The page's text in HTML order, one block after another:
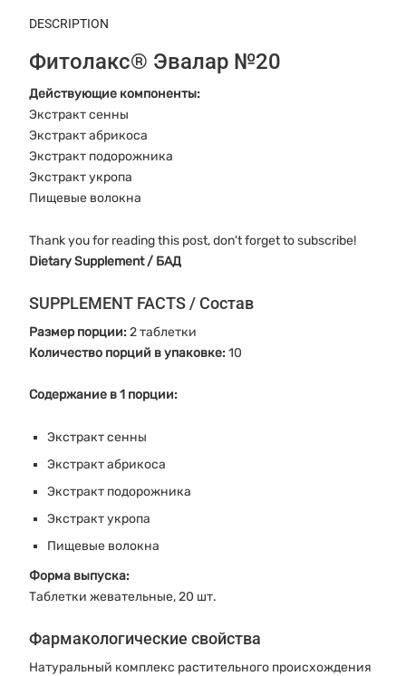
DESCRIPTION
Фитолакс® Эвалар №20
Действующие компоненты:
Экстракт сенны
Экстракт абрикоса
Экстракт подорожника
Экстракт укропа
Пищевые волокна
Thank you for reading this post, don't forget to subscribe!
Dietary Supplement / БАД
SUPPLEMENT FACTS / Состав
Размер порции:2 таблетки
Количество порций в упаковке:10
Содержание в 1 порции:
Экстракт сенны
Экстракт абрикоса
Экстракт подорожника
Экстракт укропа
Пищевые волокна
Форма выпуска:
Таблетки жевательные, 20 шт.
Фармакологические свойства
Натуральный комплекс растительного происхождения